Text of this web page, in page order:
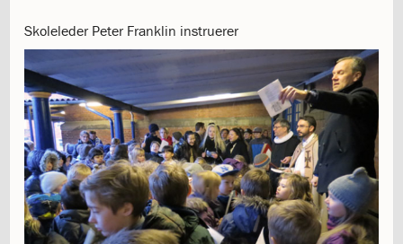
1.22:
Forældrerådet
1.23:
Referat
1.24:
Vedtægter
1.25:
Demokrati
og
folkestyre
1.26:
Jobopslag
1.27:
Optagelse
1.28:
Et
trygt
Skoleleder Peter Franklin instruerer